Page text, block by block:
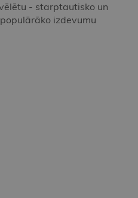
- starptautisko un
izdevumu